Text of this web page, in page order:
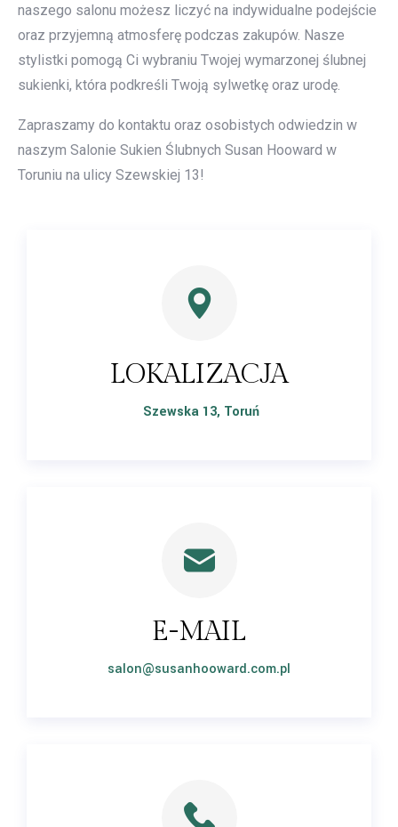
naszego salonu możesz liczyć na indywidualne podejście
oraz przyjemną atmosferę podczas zakupów. Nasze
stylistki pomogą Ci wybraniu Twojej wymarzonej ślubnej
sukienki, która podkreśli Twoją sylwetkę oraz urodę.
Zapraszamy do kontaktu oraz osobistych odwiedzin w
naszym Salonie Sukien Ślubnych Susan Hooward w
Toruniu na ulicy Szewskiej 13!
LOKALIZACJA
Szewska 13, Toruń
E-MAIL
salon@susanhooward.com.pl